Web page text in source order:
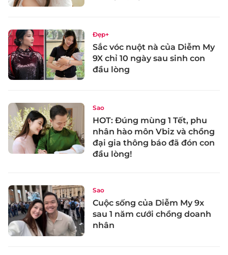
Đẹp+
Sắc vóc nuột nà của Diễm My
9X chỉ 10 ngày sau sinh con
đầu lòng
Sao
HOT: Đúng mùng 1 Tết, phu
nhân hào môn Vbiz và chồng
đại gia thông báo đã đón con
đầu lòng!
Sao
Cuộc sống của Diễm My 9x
sau 1 năm cưới chồng doanh
nhân